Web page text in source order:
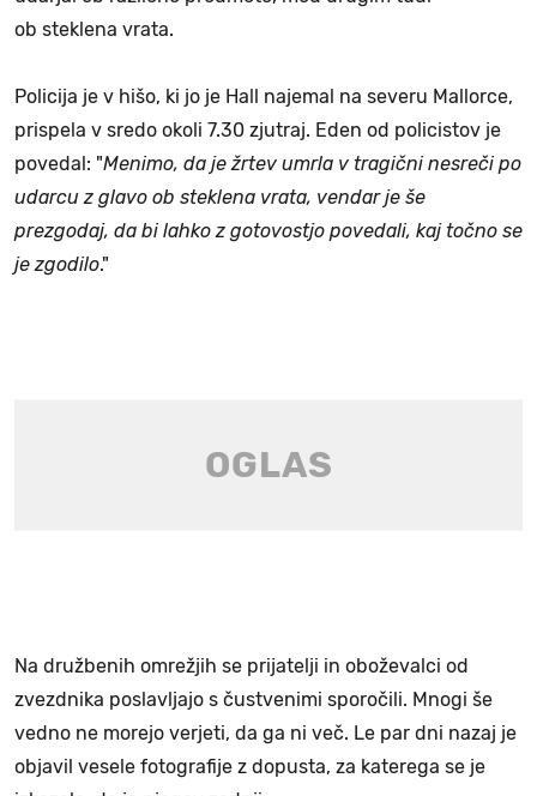
ob steklena vrata.
Policija je v hišo, ki jo je Hall najemal na severu Mallorce,
prispela v sredo okoli 7.30 zjutraj. Eden od policistov je
povedal: "Menimo, da je žrtev umrla v tragični nesreči po
udarcu z glavo ob steklena vrata, vendar je še
prezgodaj, da bi lahko z gotovostjo povedali, kaj točno se
je zgodilo."
Na družbenih omrežjih se prijatelji in oboževalci od
zvezdnika poslavljajo s čustvenimi sporočili. Mnogi še
vedno ne morejo verjeti, da ga ni več. Le par dni nazaj je
objavil vesele fotografije z dopusta, za katerega se je